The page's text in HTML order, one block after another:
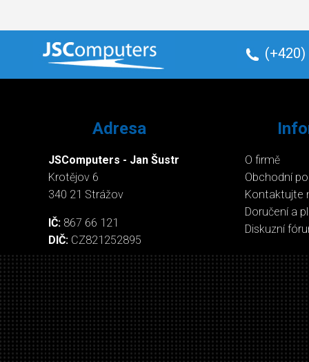
(+420)
Adresa
JSComputers - Jan Šustr
Krotějov 6
340 21 Strážov
IČ: 867 66 121
DIČ: CZ821252895
O firmě
Obchodní
Kontaktujte
Doručení a
Diskuzní